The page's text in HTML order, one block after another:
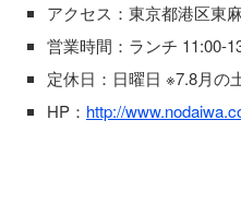
アクセス：東京都港区東
営業時間：ランチ 11:00-
定休日：日曜日 ※7.8月の
HP： http://